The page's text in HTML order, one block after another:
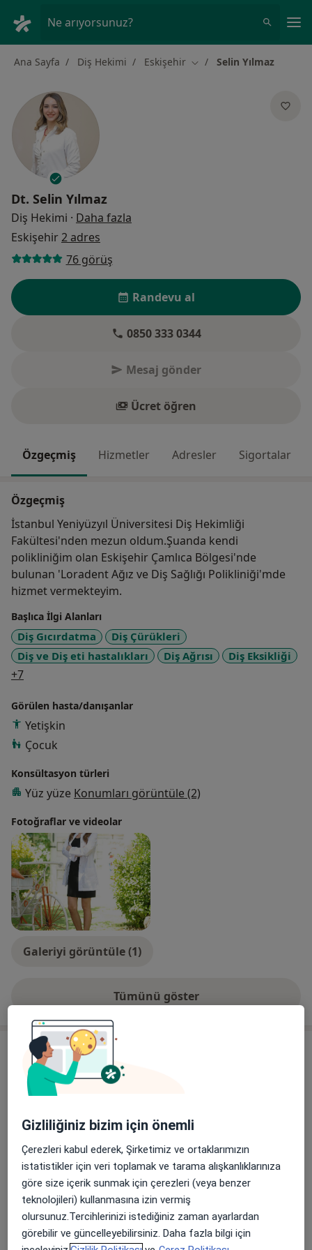
Ne arıyorsunuz?
Ana Sayfa Diş Hekimi Eskişehir Şehir değiştir
Selin Yılmaz
Dt. Selin Yılmaz
Diş Hekimi · Daha fazla
Eskişehir2 adres
76 görüş
Randevu al
0850 333 0344
Mesaj gönder
Ücret öğren
Özgeçmiş Hizmetler Adresler Sigortalar
Özgeçmiş
İstanbul Yeniyüzyıl Üniversitesi Diş Hekimliği
Fakültesi'nden mezun oldum.Şuanda kendi
polikliniğim olan Eskişehir Çamlıca Bölgesi'nde
bulunan 'Loradent Ağız ve Diş Sağlığı Polikliniği'mde
hizmet vermekteyim.
Başlıca İlgi Alanları
Diş Gıcırdatma
Diş Çürükleri
Diş ve Diş eti hastalıkları
Diş Ağrısı Diş Eksikliği
+7a11y_sr_more_diseases
Görülen hasta/danışanlar
Yetişkin
Çocuk
Konsültasyon türleri
Yüz yüze Konumları görüntüle (2)
Fotoğraflar ve videolar
Galeriyi görüntüle (1)
Tümünü gösterdeneyim hakkında
Hizmetler
Başlıca Hizmetler
Diş Hekimi Randevusu
Eskişehir
Diğer Hizmetler
20'lik Diş Çekimi
Diş Eti Estetiği
Gizliliğiniz bizim için önemli
Çerezleri kabul ederek, Şirketimiz ve ortaklarımızın
istatistikler için veri toplamak ve tarama alışkanlıklarınıza
göre size içerik sunmak için çerezleri (veya benzer
teknolojileri) kullanmasına izin vermiş
olursunuz.Tercihlerinizi istediğiniz zaman ayarlardan
görebilir ve güncelleyebilirsiniz. Daha fazla bilgi için